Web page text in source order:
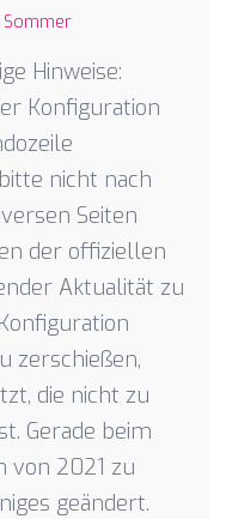
Sommer
Hinweise:
Konfiguration
nicht nach
Seiten
der offiziellen
Aktualität zu
zerschießen,
die nicht zu
Gerade beim
von 2021 zu
geändert.